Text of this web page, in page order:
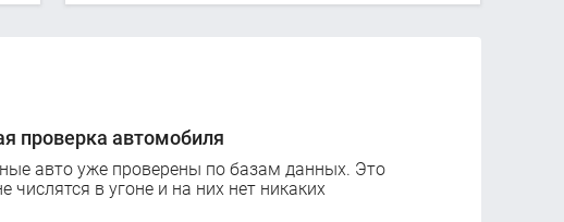
проверка автомобиля
авто уже проверены по базам данных. Это
числятся в угоне и на них нет никаких